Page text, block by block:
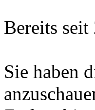
Bereits
Sie haben